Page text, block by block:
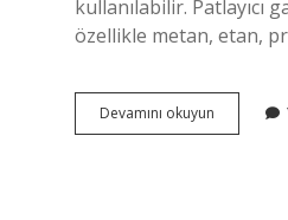
kullanılabilir. Patlayıcı
özellikle metan, etan,
Devamını okuyun
Patlayıcı